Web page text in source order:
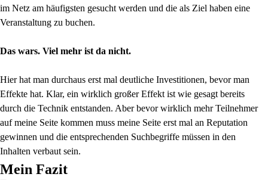
im Netz am häufigsten gesucht werden und die als Ziel haben eine
Veranstaltung zu buchen.
Das wars. Viel mehr ist da nicht.
Hier hat man durchaus erst mal deutliche Investitionen, bevor man
Effekte hat. Klar, ein wirklich großer Effekt ist wie gesagt bereits
durch die Technik entstanden. Aber bevor wirklich mehr Teilnehmer
auf meine Seite kommen muss meine Seite erst mal an Reputation
gewinnen und die entsprechenden Suchbegriffe müssen in den
Inhalten verbaut sein.
Mein Fazit